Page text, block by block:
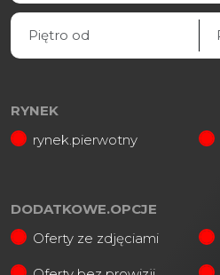
RYNEK
rynek.pierwotny
DODATKOWE.OPCJE
Oferty ze zdjęciami